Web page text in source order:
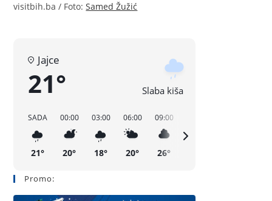
visitbih.ba / Foto:Samed Žužić
Jajce
21° Slaba kiša
SADA
21°
00:00
20°
03:00
18°
06:00
20°
09:00
26°
Promo: